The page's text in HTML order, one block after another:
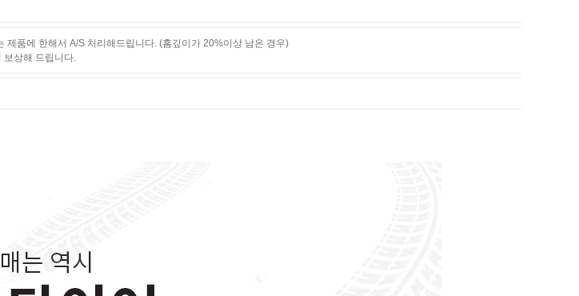
제품에 한해서 A/S 처리해드립니다. (홈깊이가 20%이상 남은 경우)
보상해 드립니다.